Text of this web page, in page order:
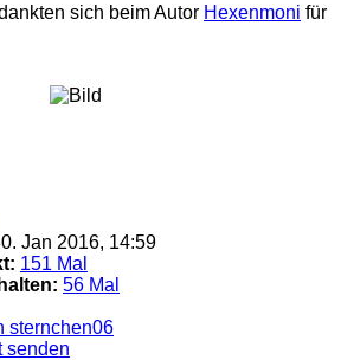
sich beim Autor Hexenmoni für
Jan 2016, 14:59
151 Mal
56 Mal
sternchen06
senden